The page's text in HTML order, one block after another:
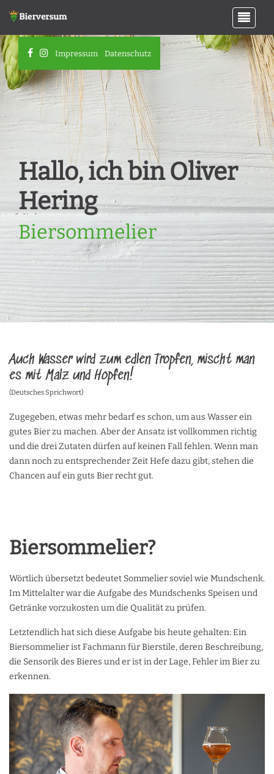
Impressum Datenschutz
Hallo, ich bin Oliver
Hering
Biersommelier
Auch Wasser wird zum edlen Tropfen, mischt man
es mit Malz und Hopfen!
(Deutsches Sprichwort)
Zugegeben, etwas mehr bedarf es schon, um aus Wasser ein
gutes Bier zu machen. Aber der Ansatz ist vollkommen richtig
und die drei Zutaten dürfen auf keinen Fall fehlen. Wenn man
dann noch zu entsprechender Zeit Hefe dazu gibt, stehen die
Chancen auf ein guts Bier recht gut.
Biersommelier?
Wörtlich übersetzt bedeutet Sommelier soviel wie Mundschenk.
Im Mittelalter war die Aufgabe des Mundschenks Speisen und
Getränke vorzukosten um die Qualität zu prüfen.
Letztendlich hat sich diese Aufgabe bis heute gehalten: Ein
Biersommelier ist Fachmann für Bierstile, deren Beschreibung,
die Sensorik des Bieres und er ist in der Lage, Fehler im Bier zu
erkennen.